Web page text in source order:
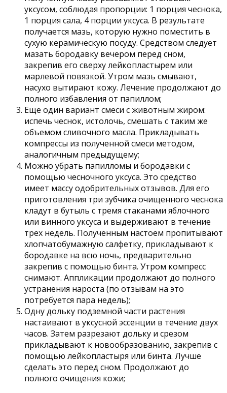
уксусом, соблюдая пропорции: 1 порция чеснока,
1 порция сала, 4 порции уксуса. В результате
получается мазь, которую нужно поместить в
сухую керамическую посуду. Средством следует
мазать бородавку вечером перед сном,
закрепив его сверху лейкопластырем или
марлевой повязкой. Утром мазь смывают,
насухо вытирают кожу. Лечение продолжают до
полного избавления от папиллом;
Еще один вариант смеси с животным жиром:
испечь чеснок, истолочь, смешать с таким же
объемом сливочного масла. Прикладывать
компрессы из полученной смеси методом,
аналогичным предыдущему;
Можно убрать папилломы и бородавки с
помощью чесночного уксуса. Это средство
имеет массу одобрительных отзывов. Для его
приготовления три зубчика очищенного чеснока
кладут в бутыль с тремя стаканами яблочного
или винного уксуса и выдерживают в течение
трех недель. Полученным настоем пропитывают
хлопчатобумажную салфетку, прикладывают к
бородавке на всю ночь, предварительно
закрепив с помощью бинта. Утром компресс
снимают. Аппликации продолжают до полного
устранения нароста (по отзывам на это
потребуется пара недель);
Одну дольку подземной части растения
настаивают в уксусной эссенции в течение двух
часов. Затем разрезают дольку и срезом
прикладывают к новообразованию, закрепив с
помощью лейкопластыря или бинта. Лучше
сделать это перед сном. Продолжают до
полного очищения кожи;